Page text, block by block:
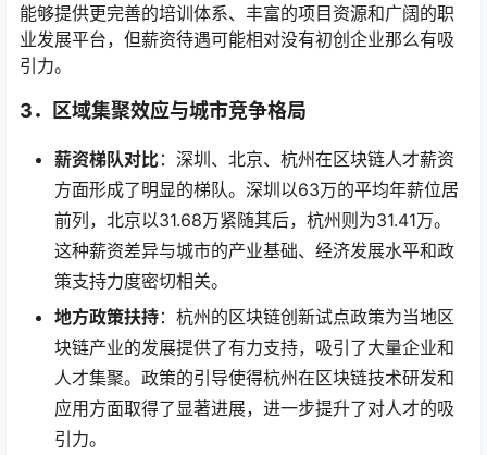
能够提供更完善的培训体系、丰富的项目资源和广阔的职
业发展平台，但薪资待遇可能相对没有初创企业那么有吸
引力。
3． 区域集聚效应与城市竞争格局
薪资梯队对比：深圳、北京、杭州在区块链人才薪资
方面形成了明显的梯队。深圳以63万的平均年薪位居
前列，北京以31.68万紧随其后，杭州则为31.41万。
这种薪资差异与城市的产业基础、经济发展水平和政
策支持力度密切相关。
地方政策扶持：杭州的区块链创新试点政策为当地区
块链产业的发展提供了有力支持，吸引了大量企业和
人才集聚。政策的引导使得杭州在区块链技术研发和
应用方面取得了显著进展，进一步提升了对人才的吸
引力。